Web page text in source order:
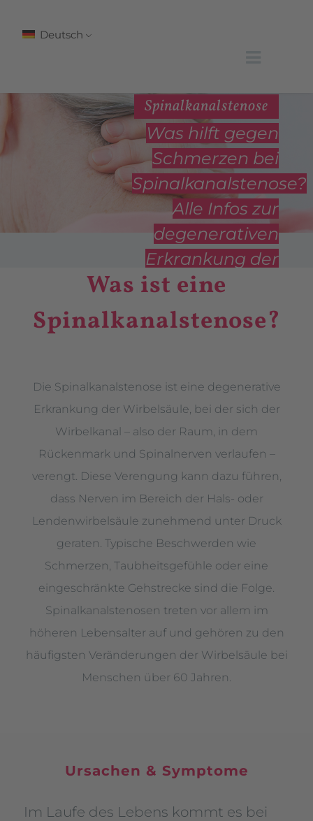
Deutsch
Spinalkanalstenose
Was hilft gegen
Schmerzen bei
Spinalkanalstenose?
Alle Infos zur
degenerativen
Erkrankung der
Wirbelsäule
finden Sie hier
Was ist eine
Spinalkanalstenose?
Die Spinalkanalstenose ist eine degenerative
Erkrankung der Wirbelsäule, bei der sich der
Wirbelkanal – also der Raum, in dem
Rückenmark und Spinalnerven verlaufen –
verengt. Diese Verengung kann dazu führen,
dass Nerven im Bereich der Hals- oder
Lendenwirbelsäule zunehmend unter Druck
geraten. Typische Beschwerden wie
Schmerzen, Taubheitsgefühle oder eine
eingeschränkte Gehstrecke sind die Folge.
Spinalkanalstenosen treten vor allem im
höheren Lebensalter auf und gehören zu den
häufigsten Veränderungen der Wirbelsäule bei
Menschen über 60 Jahren.
Ursachen & Symptome
Im Laufe des Lebens kommt es bei